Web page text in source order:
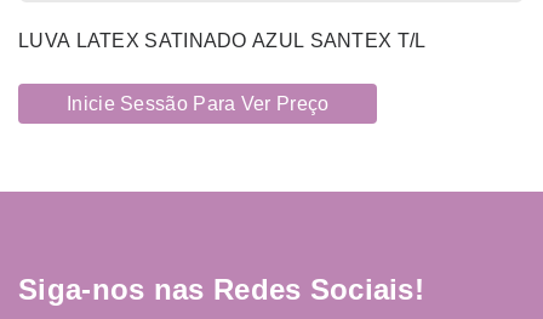
LUVA LATEX SATINADO AZUL SANTEX T/L
Inicie Sessão Para Ver Preço
Siga-nos nas Redes Sociais!